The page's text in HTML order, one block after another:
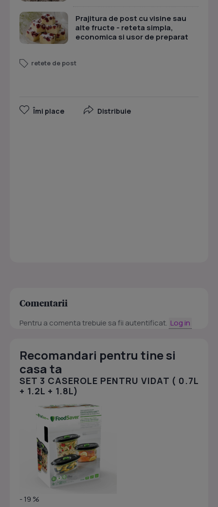
Prajitura de post cu visine sau
alte fructe - reteta simpla,
economica si usor de preparat
retete de post
Îmi place Distribuie
Comentarii
Pentru a comenta trebuie sa fii autentificat. Log in
Recomandari pentru tine si
casa ta
SET 3 CASEROLE PENTRU VIDAT ( 0.7L
+ 1.2L + 1.8L)
- 19 %